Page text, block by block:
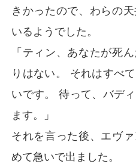
きかったので、わらの
いるようでした。
「ティン、あなたが死
りはない。 それはすべ
いです。 待って、バデ
ます。」
それを言った後、エヴ
めて急いで出ました。